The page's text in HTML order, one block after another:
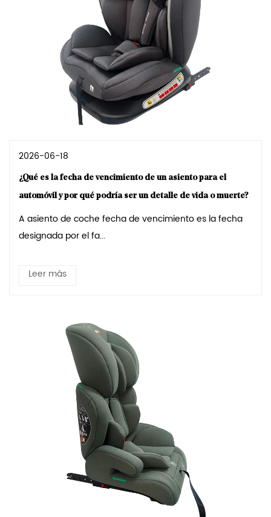
2026-06-18
¿Qué es la fecha de vencimiento de un asiento para el
automóvil y por qué podría ser un detalle de vida o muerte?
A asiento de coche fecha de vencimiento es la fecha
designada por el fa...
Leer más